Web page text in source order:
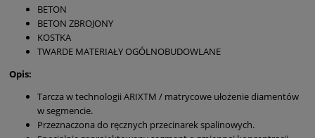
BETON
BETON ZBROJONY
KOSTKA
TWARDE MATERIAŁY OGÓLNOBUDOWLANE
Opis:
Tarcza w technologii ARIXTM / matrycowe ułożenie diamentów
w segmencie.
Przeznaczona do ręcznych przecinarek spalinowych.